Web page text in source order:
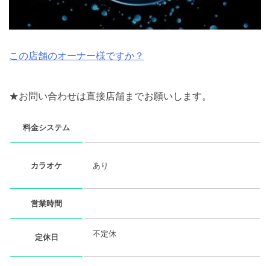
この店舗のオーナー様ですか？
★お問い合わせは直接店舗までお願いします。
料金システム
カラオケ あり
営業時間
定休日 不定休